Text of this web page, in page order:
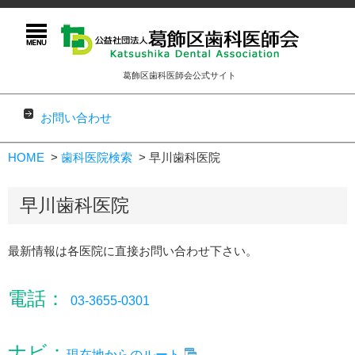
葛飾区歯科医師会公式サイト
お問い合わせ
コンテンツに移動
HOME 歯科医院検索 早川歯科医院
早川歯科医院
最新情報は各医院に直接お問い合わせ下さい。
電話： 03-3655-0301